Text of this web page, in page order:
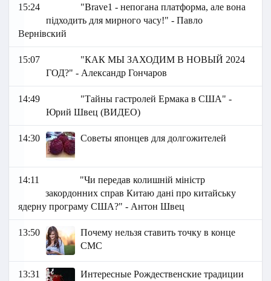
15:24
"Brave1 - непогана платформа, але вона
підходить для мирного часу!" - Павло
Вернівский
15:07
"КАК МЫ ЗАХОДИМ В НОВЫЙ 2024
ГОД?" - Александр Гончаров
14:49
"Тайны гастролей Ермака в США" -
Юрий Швец (ВИДЕО)
14:30 Советы японцев для долгожителей
14:11
"Чи передав колишній міністр
закордонних справ Китаю дані про китайську
ядерну програму США?" - Антон Швец
13:50
Почему нельзя ставить точку в конце
СМС
13:31 Интересные Рождественские традиции